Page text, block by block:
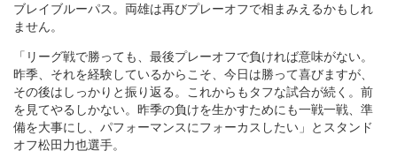
ブレイブルーパス。両雄は再びプレーオフで相まみえるかもしれ
ません。
「リーグ戦で勝っても、最後プレーオフで負ければ意味がない。
昨季、それを経験しているからこそ、今日は勝って喜びますが、
その後はしっかりと振り返る。これからもタフな試合が続く。前
を見てやるしかない。昨季の負けを生かすためにも一戦一戦、準
備を大事にし、パフォーマンスにフォーカスしたい」とスタンド
オフ松田力也選手。